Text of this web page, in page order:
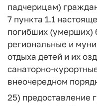
падчерицам)
7 пункта 1.1
погибших (умерших)
региональные и
отдыха детей и их
санаторно-
внеочередном
25) предоставление